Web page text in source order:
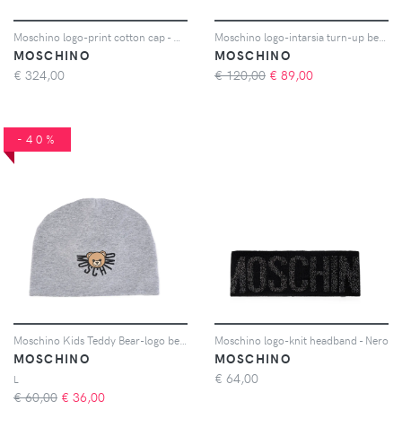
MOSCHINO
€ 324,00
MOSCHINO
€ 120,00 € 89,00
-40%
MOSCHINO
L
€ 60,00 € 36,00
Moschino logo-knit headband - Nero
MOSCHINO
€ 64,00